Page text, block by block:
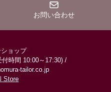
お問い合わせ
ショップ
時間 10:00～17:30) /
tailor.co.jp
Store